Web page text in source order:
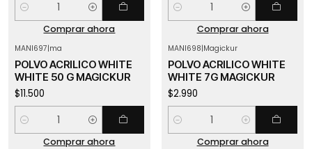
Cantidad
Comprar ahora
Cantidad
Comprar ahora
MANI697|ma
POLVO ACRILICO WHITE
WHITE 50 G MAGICKUR
$11.500
Cantidad
Comprar ahora
MANI698|Magickur
POLVO ACRILICO WHITE
WHITE 7G MAGICKUR
$2.990
Cantidad
Comprar ahora